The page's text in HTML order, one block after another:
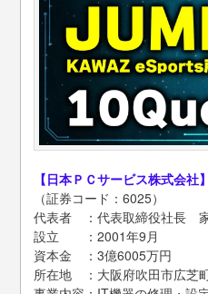
【日本ＰＣサービス株式会社
（証券コード：6025）
代表者 ：代表取締役社長
設立 ：2001年9月
資本金 ：3億6005万円
所在地 ：大阪府吹田市広芝